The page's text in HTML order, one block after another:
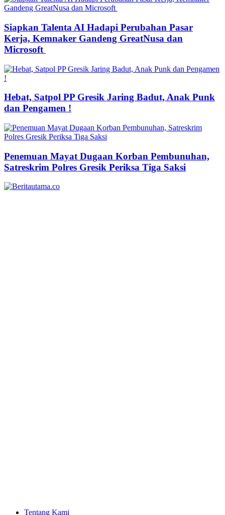
Siapkan Talenta AI Hadapi Perubahan Pasar
Kerja, Kemnaker Gandeng GreatNusa dan
Microsoft
Hebat, Satpol PP Gresik Jaring Badut, Anak Punk
dan Pengamen !
Penemuan Mayat Dugaan Korban Pembunuhan,
Satreskrim Polres Gresik Periksa Tiga Saksi
Tentang Kami